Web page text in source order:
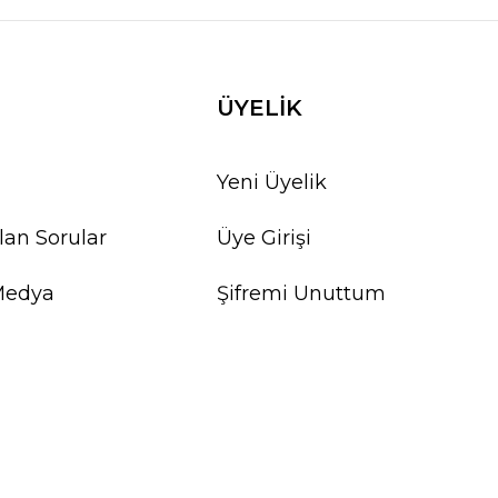
Sorular
ÜYELİK
Yeni Üyelik
Üye Girişi
Şifremi Unuttum